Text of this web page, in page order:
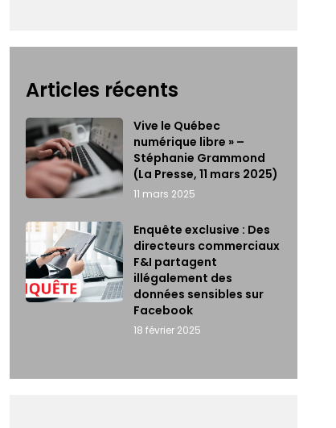
Articles récents
Vive le Québec
numérique libre » –
Stéphanie Grammond
(La Presse, 11 mars 2025)
11 mars 2025
Enquête exclusive : Des
directeurs commerciaux
F&I partagent
illégalement des
données sensibles sur
Facebook
18 février 2025